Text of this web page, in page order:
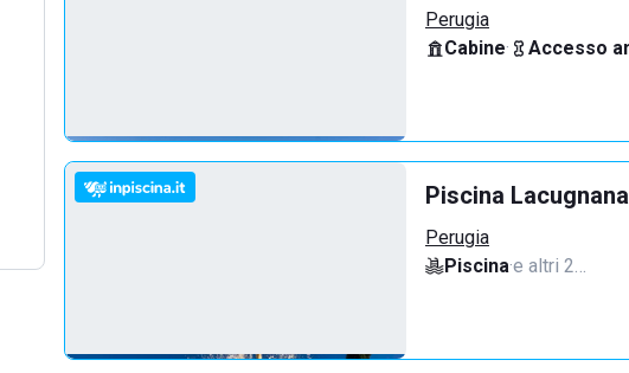
Perugia
Cabine· Accesso
Piscina Lacugnana
Perugia
Piscina·e altri 2…